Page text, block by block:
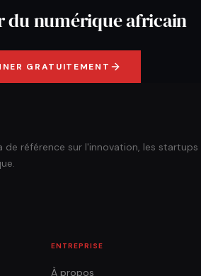
du numérique africain
GRATUITEMENT
de référence sur l'innovation, les startups
ENTREPRISE
À propos